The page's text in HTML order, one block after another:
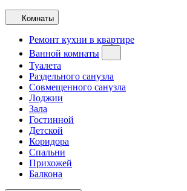
Комнаты
Ремонт кухни в квартире
Ванной комнаты
Туалета
Раздельного санузла
Совмещенного санузла
Лоджии
Зала
Гостинной
Детской
Коридора
Спальни
Прихожей
Балкона